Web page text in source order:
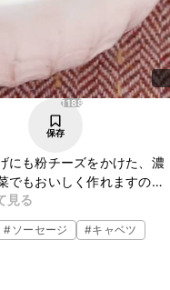
1188
保存
にも粉チーズをかけた、濃
でもおいしく作れますの
浸して食べてもおいしいで
見る
#ソーセージ #キャベツ